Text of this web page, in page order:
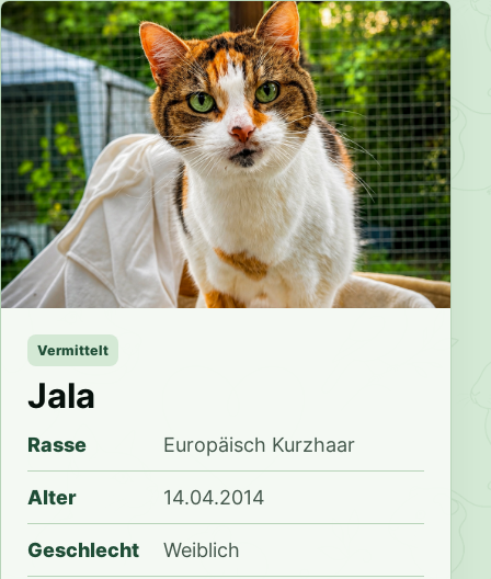
Vermittelt
Jala
Rasse Europäisch Kurzhaar
Alter 14.04.2014
Geschlecht Weiblich